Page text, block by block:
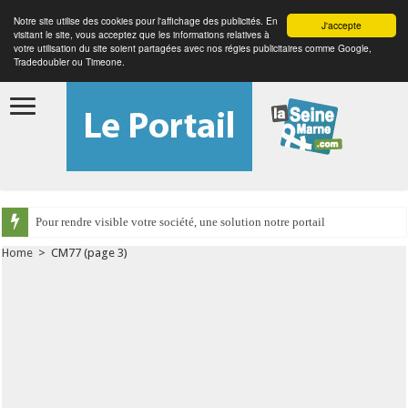
J'accepte
Notre site utilise des cookies pour l'affichage des publicités. En
visitant le site, vous acceptez que les informations relatives à
votre utilisation du site soient partagées avec nos régies publicitaires comme Google,
Tradedoubler ou Timeone.
Pour rendre visible votre société, une solution notre portail
Home > CM77 (page 3)